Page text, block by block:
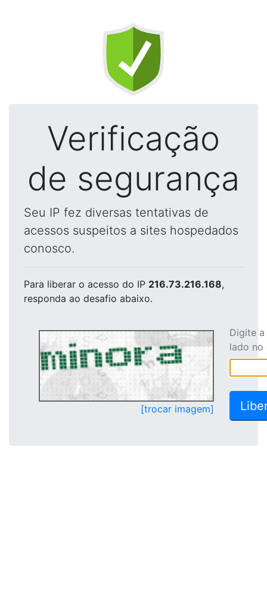
Verificação
de segurança
Seu IP fez diversas tentativas de
acessos suspeitos a sites hospedados
conosco.
Para liberar o acesso do IP 216.73.216.168,
responda ao desafio abaixo.
[trocar imagem]
Digite
lado no